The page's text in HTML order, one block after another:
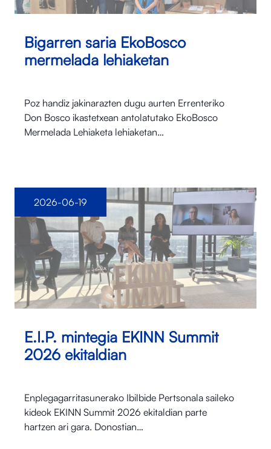
Bigarren saria EkoBosco
mermelada lehiaketan
Poz handiz jakinarazten dugu aurten Errenteriko
Don Bosco ikastetxean antolatutako EkoBosco
Mermelada Lehiaketa lehiaketan…
E.I.P. mintegia EKINN Summit
2026 ekitaldian
Enplegagarritasunerako Ibilbide Pertsonala saileko
kideok EKINN Summit 2026 ekitaldian parte
hartzen ari gara. Donostian…
2026-06-19